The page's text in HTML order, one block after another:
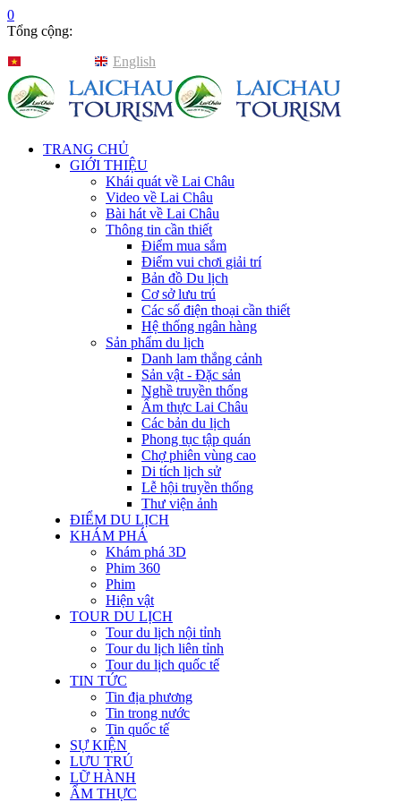
0
Tổng cộng:
English
TRANG CHỦ
GIỚI THIỆU
Khái quát về Lai Châu
Video về Lai Châu
Bài hát về Lai Châu
Thông tin cần thiết
Điểm mua sắm
Điểm vui chơi giải trí
Bản đồ Du lịch
Cơ sở lưu trú
Các số điện thoại cần thiết
Hệ thống ngân hàng
Sản phẩm du lịch
Danh lam thắng cảnh
Sản vật - Đặc sản
Nghề truyền thống
Ẩm thực Lai Châu
Các bản du lịch
Phong tục tập quán
Chợ phiên vùng cao
Di tích lịch sử
Lễ hội truyền thống
Thư viện ảnh
ĐIỂM DU LỊCH
KHÁM PHÁ
Khám phá 3D
Phim 360
Phim
Hiện vật
TOUR DU LỊCH
Tour du lịch nội tỉnh
Tour du lịch liên tỉnh
Tour du lịch quốc tế
TIN TỨC
Tin địa phương
Tin trong nước
Tin quốc tế
SỰ KIỆN
LƯU TRÚ
LỮ HÀNH
ẨM THỰC